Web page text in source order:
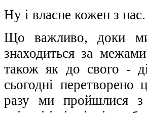
Ну і власне кожен з нас.
Що важливо, доки
знаходиться за
також як до свого -
сьогодні
разу ми пройшлися